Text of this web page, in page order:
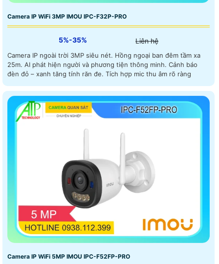
Camera IP WiFi 3MP IMOU IPC-F32P-PRO
5%-35% Liên hệ
Camera IP ngoài trời 3MP siêu nét. Hồng ngoại ban đêm tầm xa
25m. AI phát hiện người và phương tiện thông minh. Cảnh báo
đèn đỏ – xanh tăng tính răn đe. Tích hợp mic thu âm rõ ràng
Camera IP WiFi 5MP IMOU IPC-F52FP-PRO